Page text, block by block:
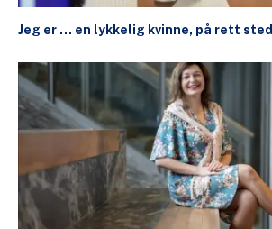
Jeg er … en lykkelig kvinne, på rett sted